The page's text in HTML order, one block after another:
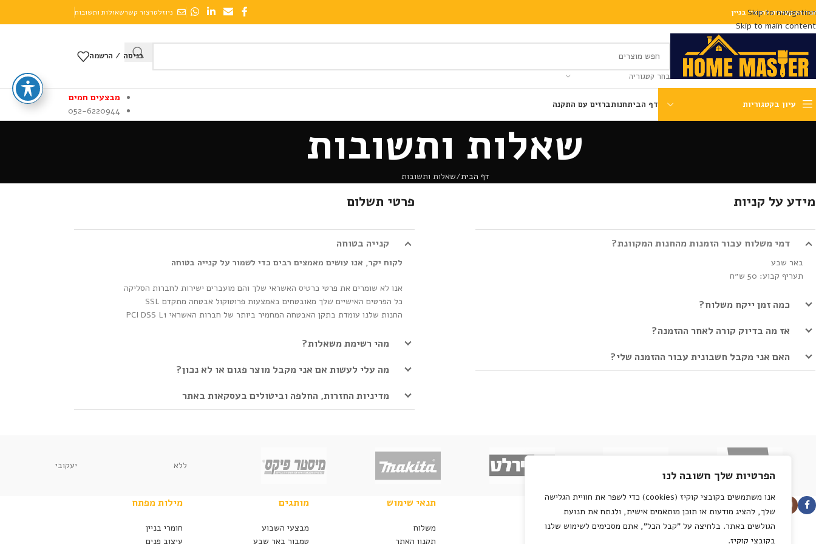
הפרטיות שלך חשובה לנו
אנו משתמשים בקובצי קוקיז (cookies) כדי לשפר את חוויית הגלישה
שלך, להציג מודעות או תוכן מותאמים אישית, ולנתח את תנועת
הגולשים באתר. בלחיצה על "קבל הכל", אתם מסכימים לשימוש שלנו
בקובצי קוקיז.
Skip to navigation
Skip to main content
המקצועית לחומרי בניין ניוזלטרצור קשרשאולות ותשובות
בחר קטגוריה
כניסה / הרשמה
עיון בקטגוריות דף הביתחנותברזים עם התקנה
מבצעים חמים
052-6220944
שאלות ותשובות
דף הבית שאלות ותשובות
מידע על קניות
דמי משלוח עבור הזמנות מהחנות המקוונת?
באר שבע
תעריף קבוע: 50 ש״ח
כמה זמן ייקח משלוח?
אז מה בדיוק קורה לאחר ההזמנה?
האם אני מקבל חשבונית עבור ההזמנה שלי?
פרטי תשלום
קנייה בטוחה
לקוח יקר, אנו עושים מאמצים רבים כדי לשמור על קנייה בטוחה
אנו לא שומרים את פרטי כרטיס האשראי שלך והם מועברים ישירות לחברות הסליקה
כל הפרטים האישיים שלך מאובטחים באמצעות פרוטוקול אבטחה מתקדם SSL
החנות שלנו עומדת בתקן האבטחה המחמיר ביותר של חברות האשראי PCI DSS L1
מהי רשימת משאלות?
מה עלי לעשות אם אני מקבל מוצר פגום או לא נכון?
מדיניות החזרות, החלפה וביטולים בעסקאות באתר
ללא יעקובי
מחלקות בחנות
צבעים
תנאי שימוש
משלוח
תקנון האתר
מותגים
מבצעי השבוע
טמבור באר שבע
מילות מפתח
חומרי בניין
עיצוב פנים